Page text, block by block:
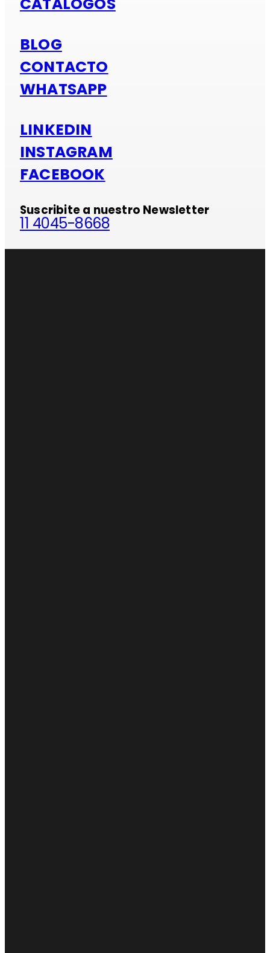
BLOG
CONTACTO
WHATSAPP
LINKEDIN
INSTAGRAM
FACEBOOK
Suscribite a nuestro Newsletter
11 4045-8668